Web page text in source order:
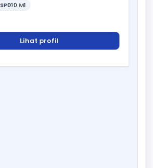
SP010 M1
Lihat profil